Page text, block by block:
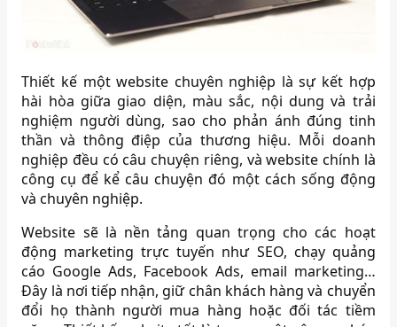
Thiết kế một website chuyên nghiệp là sự kết hợp
hài hòa giữa giao diện, màu sắc, nội dung và trải
nghiệm người dùng, sao cho phản ánh đúng tinh
thần và thông điệp của thương hiệu. Mỗi doanh
nghiệp đều có câu chuyện riêng, và website chính là
công cụ để kể câu chuyện đó một cách sống động
và chuyên nghiệp.
Website sẽ là nền tảng quan trọng cho các hoạt
động marketing trực tuyến như SEO, chạy quảng
cáo Google Ads, Facebook Ads, email marketing…
Đây là nơi tiếp nhận, giữ chân khách hàng và chuyển
đổi họ thành người mua hàng hoặc đối tác tiềm